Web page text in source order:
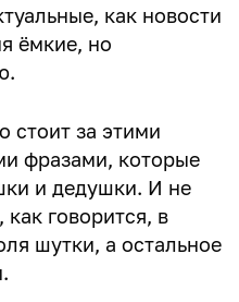
как новости
ёмкие, но
стоит за этими
фразами, которые
и дедушки. И не
говорится, в
шутки, а остальное